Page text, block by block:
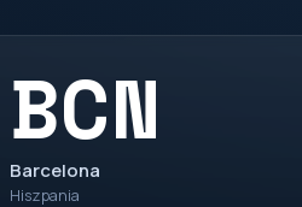
BCN
Barcelona
Hiszpania